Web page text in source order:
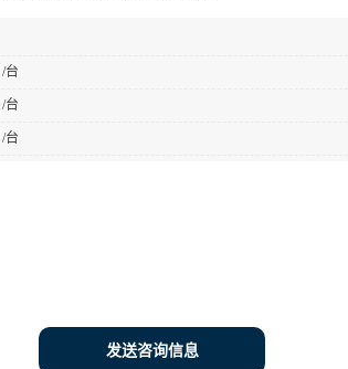
/台
/台
/台
发送咨询信息